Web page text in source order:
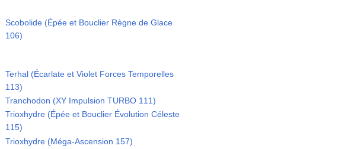
Scobolide (Épée et Bouclier Règne de Glace
106)
Terhal (Écarlate et Violet Forces Temporelles
113)
Tranchodon (XY Impulsion TURBO 111)
Trioxhydre (Épée et Bouclier Évolution Céleste
115)
Trioxhydre (Méga-Ascension 157)